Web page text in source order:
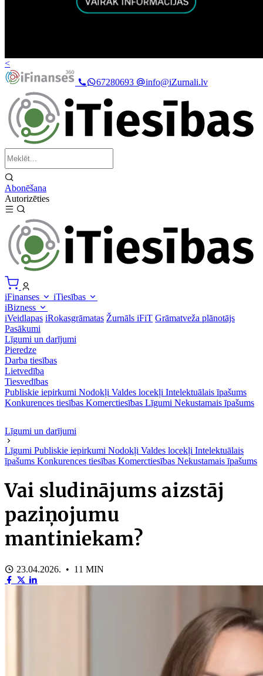
<
67280693
info@iZurnali.lv
Abonēšana
Autorizēties
iFinanses
iTiesības
iBizness
iVeidlapas iRokasgrāmatas Žurnāls iFiT Grāmatveža plānotājs
Pasākumi
Līgumi un darījumi
Pieredze
Darba tiesības
Lietvedība
Tiesvedības
Publiskie iepirkumi Nodokļi Valdes locekļi Intelektuālais īpašums
Konkurences tiesības Komerctiesības Līgumi Nekustamais īpašums
Līgumi un darījumi
Līgumi Publiskie iepirkumi Nodokļi Valdes locekļi Intelektuālais
īpašums Konkurences tiesības Komerctiesības Nekustamais īpašums
Vai sludinājums aizstāj
paziņojumu
mantiniekam?
23.04.2026. • 11 MIN